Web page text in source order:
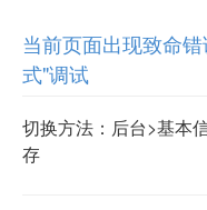
当前页面出现致命
式"调试
切换方法：后台>基本
存